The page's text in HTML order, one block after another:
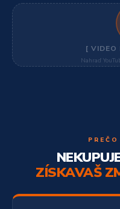
[ VIDEO
Nahraď
ZÍSKAVAŠ